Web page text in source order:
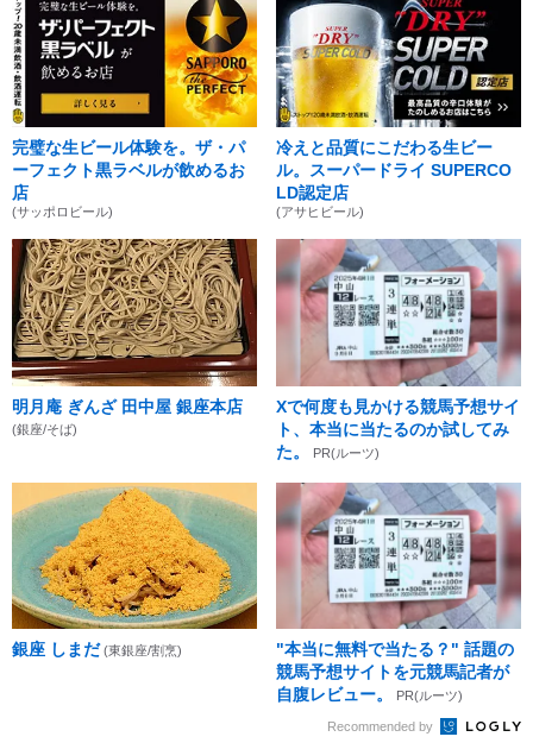
完璧な生ビール体験を。ザ・パ
ーフェクト黒ラベルが飲めるお
店
(サッポロビール)
冷えと品質にこだわる生ビー
ル。スーパードライ SUPERCO
LD認定店
(アサヒビール)
明月庵 ぎんざ 田中屋 銀座本店
(銀座/そば)
Xで何度も見かける競馬予想サイ
ト、本当に当たるのか試してみ
た。
PR(ルーツ)
銀座 しまだ (東銀座/割烹)
"本当に無料で当たる？" 話題の
競馬予想サイトを元競馬記者が
自腹レビュー。
PR(ルーツ)
Recommended by